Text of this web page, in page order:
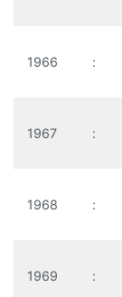
1966 :
1967 :
1968 :
1969 :